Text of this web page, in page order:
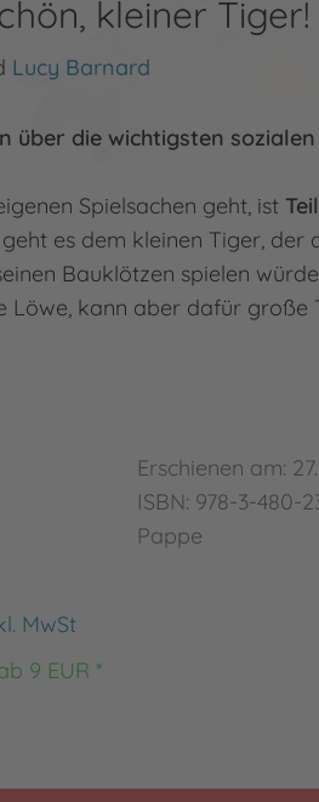
kleiner Tiger!
Lucy Barnard
über die wichtigsten sozialen
Spielsachen geht, ist
es dem kleinen Tiger, der
Bauklötzen spielen
Löwe, kann aber dafür große
Erschienen am:
ISBN: 978-3-480-
Pappe
MwSt
9 EUR *